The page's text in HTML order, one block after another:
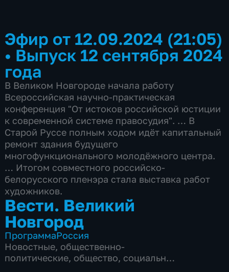
Эфир от 12.09.2024 (21:05)
• Выпуск 12 сентября 2024
года
В Великом Новгороде начала работу
Всероссийская научно-практическая
конференция "От истоков российской юстиции
к современной системе правосудия". … В
Старой Руссе полным ходом идёт капитальный
ремонт здания будущего
многофункционального молодёжного центра.
… Итогом совместного российско-
белорусского пленэра стала выставка работ
художников.
Вести. Великий
Новгород
ПрограммаРоссия
Новостные, общественно-
политические, общество, социально-